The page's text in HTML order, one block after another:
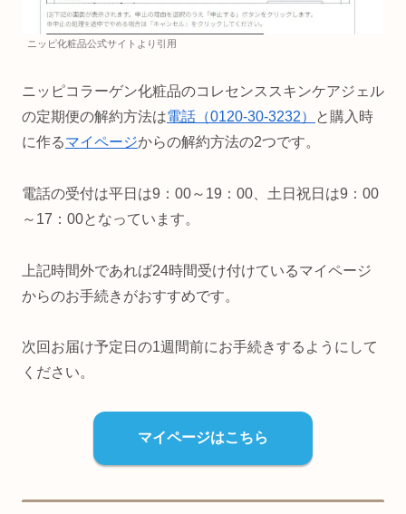
ニッピ化粧品公式サイトより引用
ニッピコラーゲン化粧品のコレセンススキンケアジェル
の定期便の解約方法は電話（0120-30-3232）
と購入時
に作るマイページからの解約方法の2つです。
電話の受付は平日は9：00～19：00、土日祝日は9：00
～17：00となっています。
上記時間外であれば24時間受け付けているマイページ
からのお手続きがおすすめです。
次回お届け予定日の1週間前にお手続きするようにして
ください。
マイページはこちら